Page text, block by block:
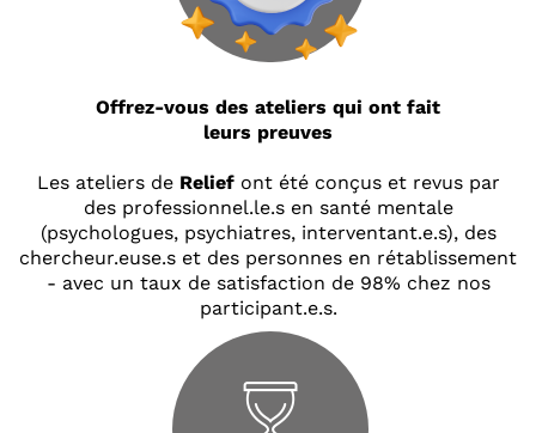
Offrez-vous des ateliers qui ont fait
leurs preuves
Les ateliers deReliefont été conçus et revus par
des professionnel.le.s en santé mentale
(psychologues, psychiatres, interventant.e.s), des
chercheur.euse.s et des personnes en rétablissement
- avec un taux de satisfaction de 98% chez nos
participant.e.s.